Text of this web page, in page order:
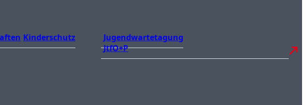
Kinderschutz
Jugendwartetagung
JtfO+P